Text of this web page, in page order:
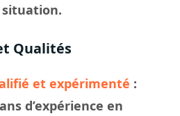
situation.
Qualités
et expérimenté :
d’expérience en